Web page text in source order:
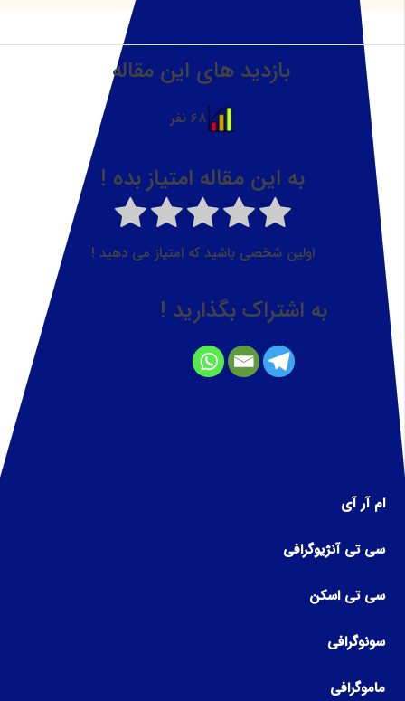
بازدید های این مقاله
68 نفر
به این مقاله امتیاز بده !
اولین شخصی باشید که امتیاز می دهید !
به اشتراک بگذارید !
ام آر آی
سی تی آنژیوگرافی
سی تی اسکن
سونوگرافی
ماموگرافی